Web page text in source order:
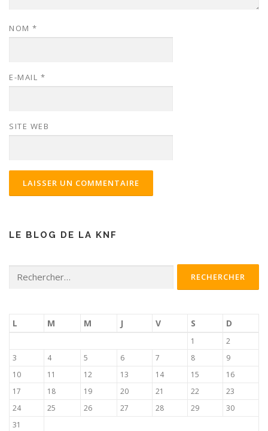
NOM *
E-MAIL *
SITE WEB
LE BLOG DE LA KNF
L M M J V S D
1
2
3
4 5 6 7 8
9
10
11 12 13 14 15
16
17
18 19 20 21 22
23
24
25 26 27 28 29
30
31